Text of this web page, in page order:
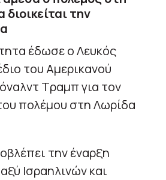
την
έδωσε ο Λευκός
του Αμερικανού
Τραμπ για τον
πολέμου στη Λωρίδα
την έναρξη
Ισραηλινών και